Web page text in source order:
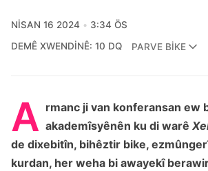
NISAN 16 2024
3:34 ÖS
DEMÊ XWENDINÊ: 10 DQ
PARVE BIKE
A rmanc ji van konferansan ew
akademîsyênên ku di warê
de dixebitîn, bihêztir bike,
kurdan, her weha bi awayekî